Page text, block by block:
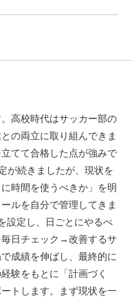
高校時代はサッカー部の
の両立に取り組んできま
てて合格した点が強みで
が続きましたが、現状を
時間を使うべきか」を明
ルを自分で管理してきま
設定し、日ごとにやるべ
毎日チェック→改善するサ
成績を伸ばし、最終的に
験をもとに「計画づく
トします。まず現状を一